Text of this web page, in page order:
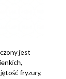
jest
fryzury,